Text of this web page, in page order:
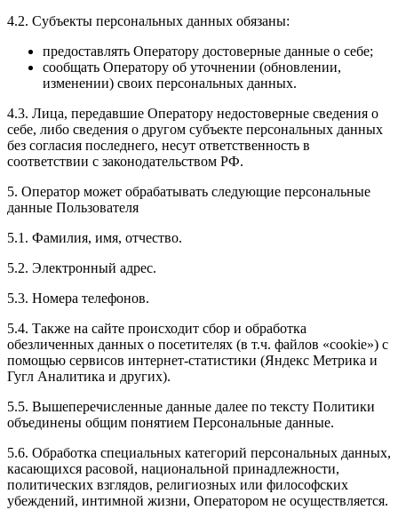
4.2. Субъекты персональных данных обязаны:
предоставлять Оператору достоверные данные о себе;
сообщать Оператору об уточнении (обновлении,
изменении) своих персональных данных.
4.3. Лица, передавшие Оператору недостоверные сведения о
себе, либо сведения о другом субъекте персональных данных
без согласия последнего, несут ответственность в
соответствии с законодательством РФ.
5. Оператор может обрабатывать следующие персональные
данные Пользователя
5.1. Фамилия, имя, отчество.
5.2. Электронный адрес.
5.3. Номера телефонов.
5.4. Также на сайте происходит сбор и обработка
обезличенных данных о посетителях (в т.ч. файлов «cookie») с
помощью сервисов интернет-статистики (Яндекс Метрика и
Гугл Аналитика и других).
5.5. Вышеперечисленные данные далее по тексту Политики
объединены общим понятием Персональные данные.
5.6. Обработка специальных категорий персональных данных,
касающихся расовой, национальной принадлежности,
политических взглядов, религиозных или философских
убеждений, интимной жизни, Оператором не осуществляется.